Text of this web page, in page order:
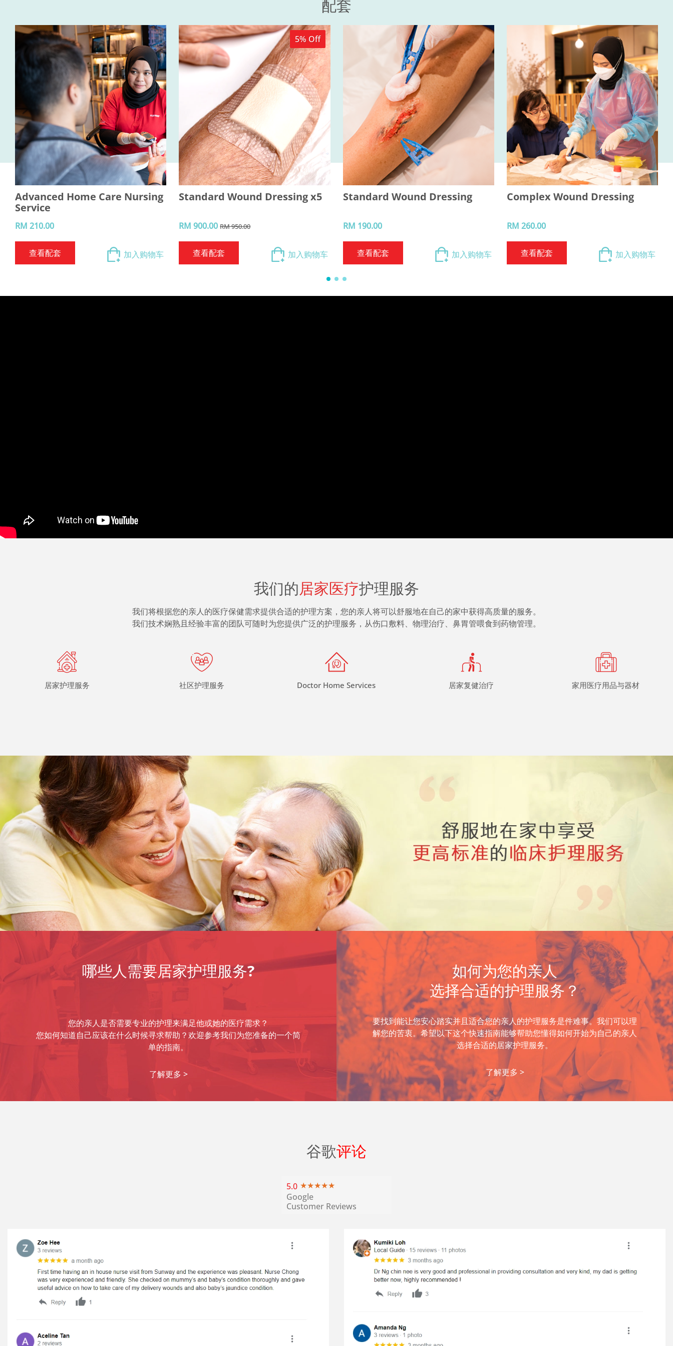
配套
Advanced Home Care Nursing
Service
RM 210.00
查看配套 加入购物车
5% Off
Standard Wound Dressing x5
RM 900.00RM 950.00
查看配套 加入购物车
Standard Wound Dressing
RM 190.00
查看配套 加入购物车
Complex Wound Dressing
RM 260.00
查看配套 加入购物车
我们的居家医疗护理服务
我们将根据您的亲人的医疗保健需求提供合适的护理方案，您的亲人将可以舒服地在自己的家中获得高质量的服务。
我们技术娴熟且经验丰富的团队可随时为您提供广泛的护理服务，从伤口敷料、物理治疗、鼻胃管喂食到药物管理。
居家护理服务 社区护理服务 Doctor Home Services 居家复健治疗 家用医疗用品与器材
哪些人需要居家护理服务?
您的亲人是否需要专业的护理来满足他或她的医疗需求？
您如何知道自己应该在什么时候寻求帮助？欢迎参考我们为您准备的一个简
单的指南。
了解更多 >
如何为您的亲人
选择合适的护理服务？
要找到能让您安心踏实并且适合您的亲人的护理服务是件难事。我们可以理
解您的苦衷。希望以下这个快速指南能够帮助您懂得如何开始为自己的亲人
选择合适的居家护理服务。
了解更多 >
谷歌评论
5.0
Google
Customer Reviews